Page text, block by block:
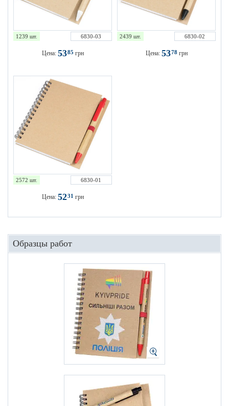
1239 шт. 6830-03
Цена: 5385 грн
2439 шт. 6830-02
Цена: 5378грн
2572 шт. 6830-01
Цена: 5231 грн
Образцы работ